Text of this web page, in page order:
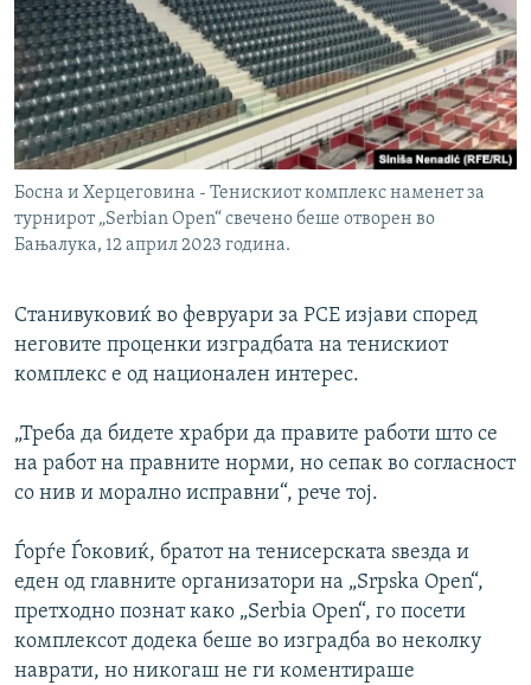
Босна и Херцеговина - Тенискиот комплекс наменет за
турнирот „Serbian Open“ свечено беше отворен во
Бањалука, 12 април 2023 година.
Станивуковиќ во февруари за РСЕ изјави според
неговите проценки изградбата на тенискиот
комплекс е од национален интерес.
„Треба да бидете храбри да правите работи што се
на работ на правните норми, но сепак во согласност
со нив и морално исправни“, рече тој.
Ѓорѓе Ѓоковиќ, братот на тенисерската ѕвезда и
еден од главните организатори на „Srpska Open“,
претходно познат како „Serbia Open“, го посети
комплексот додека беше во изградба во неколку
наврати, но никогаш не ги коментираше